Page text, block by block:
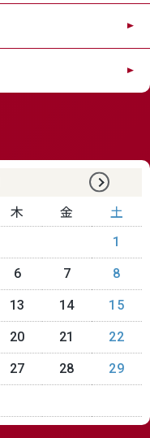
木 金 土
1
6 7 8
13 14 15
20 21 22
27 28 29